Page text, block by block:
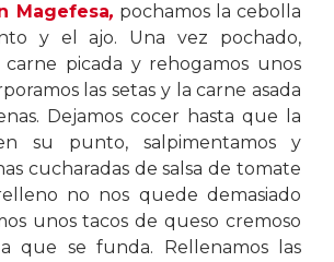
Magefesa, pochamos la cebolla
y el ajo. Una vez pochado,
carne picada y rehogamos unos
las setas y la carne asada
Dejamos cocer hasta que la
su punto, salpimentamos y
cucharadas de salsa de tomate
no nos quede demasiado
unos tacos de queso cremoso
que se funda. Rellenamos las